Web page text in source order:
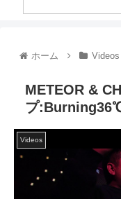
ホーム Videos
METEOR &
プ
Videos